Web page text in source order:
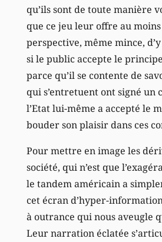
qu’ils sont de toute manière
que ce jeu leur offre au
perspective, même mince,
si le public accepte le
parce qu’il se contente de
qui s’entretuent ont signé un
l’Etat lui-même a accepté le
bouder son plaisir dans ces
Pour mettre en image les
société, qui n’est que
le tandem américain a
cet écran d’hyper-
à outrance qui nous aveugle
Leur narration éclatée